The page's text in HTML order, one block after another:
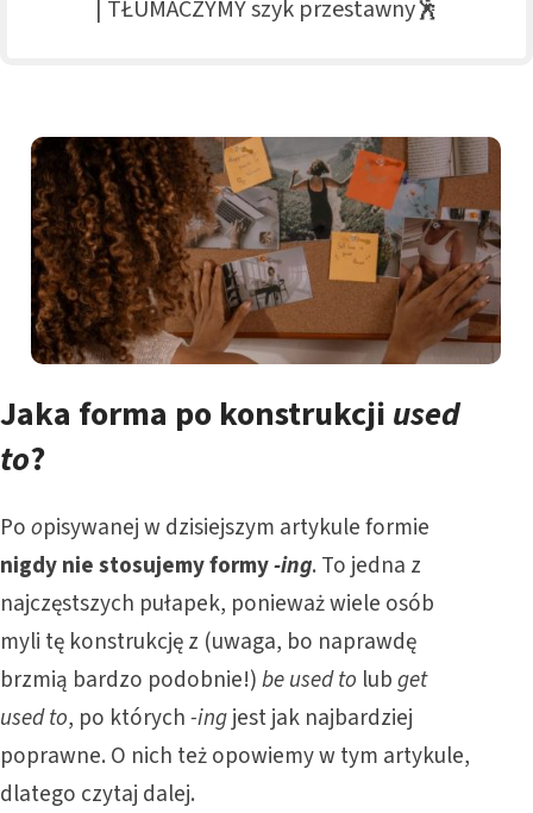
| TŁUMACZYMY szyk przestawny🕺
Jaka forma po konstrukcji used
to?
Poopisywanej w dzisiejszym artykule formie
nigdy nie stosujemy formy-ing. To jedna z
najczęstszych pułapek, ponieważ wiele osób
myli tę konstrukcję z (uwaga, bo naprawdę
brzmią bardzo podobnie!)be used to lubget
used to, po których-ingjest jak najbardziej
poprawne. O nich też opowiemy w tym artykule,
dlatego czytaj dalej.